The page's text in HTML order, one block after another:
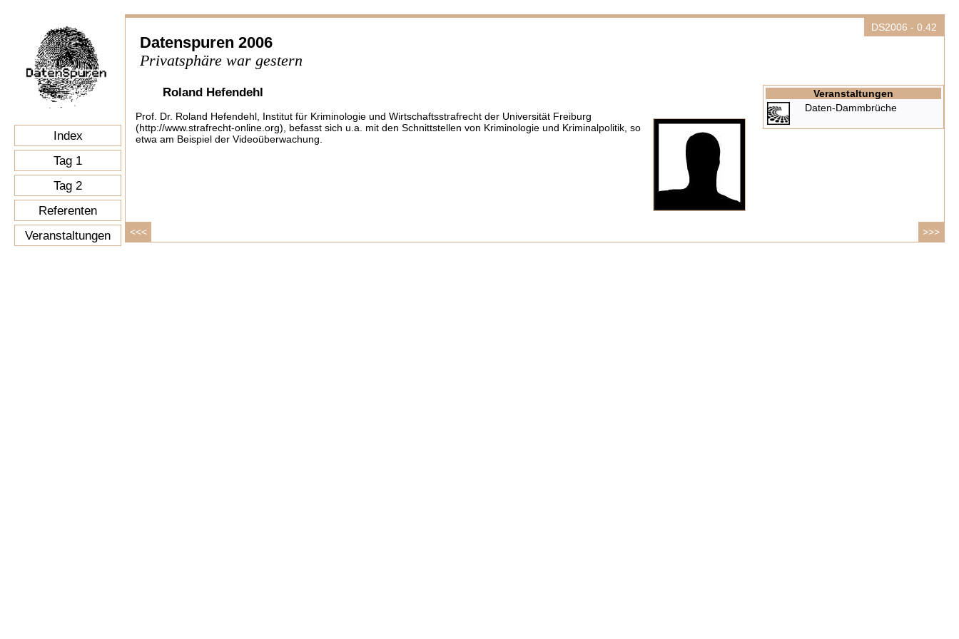
Index
Tag 1
Tag 2
Referenten
Veranstaltungen
DS2006 - 0.42
Datenspuren 2006
Privatsphäre war gestern
Veranstaltungen
Daten-Dammbrüche
Roland Hefendehl
Prof. Dr. Roland Hefendehl, Institut für Kriminologie und Wirtschaftsstrafrecht der Universität Freiburg
(http://www.strafrecht-online.org), befasst sich u.a. mit den Schnittstellen von Kriminologie und Kriminalpolitik, so
etwa am Beispiel der Videoüberwachung.
<<< >>>